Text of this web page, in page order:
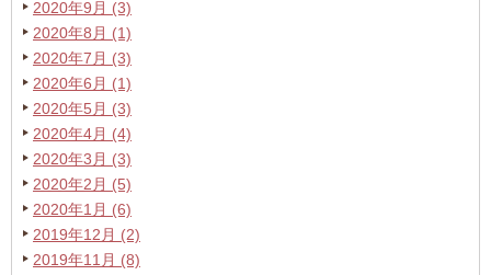
2020年9月 (3)
2020年8月 (1)
2020年7月 (3)
2020年6月 (1)
2020年5月 (3)
2020年4月 (4)
2020年3月 (3)
2020年2月 (5)
2020年1月 (6)
2019年12月 (2)
2019年11月 (8)